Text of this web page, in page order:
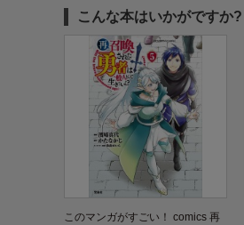
こんな本はいかがですか?
このマンガがすごい！ comics 再